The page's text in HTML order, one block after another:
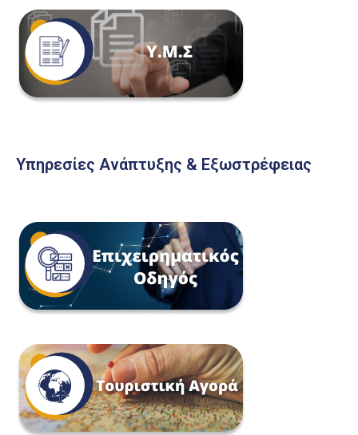
Υπηρεσίες Ανάπτυξης & Εξωστρέφειας